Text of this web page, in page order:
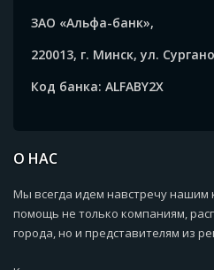
ЗАО «Альфа-банк»,
220013, г. Минск, ул.
Код банка: ALFABY2X
О НАС
Мы всегда идем навстречу нашим
помощь не только компаниям,
города, но и представителям из